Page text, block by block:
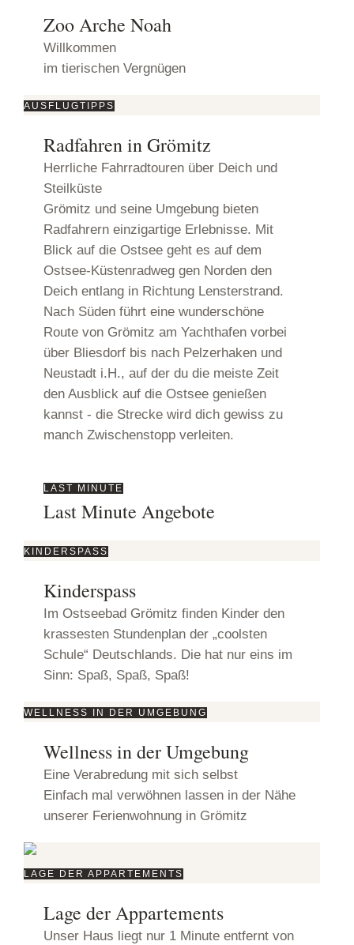
Zoo Arche Noah
Willkommen
im tierischen Vergnügen
AUSFLUGTIPPS
Radfahren in Grömitz
Herrliche Fahrradtouren über Deich und
Steilküste
Grömitz und seine Umgebung bieten
Radfahrern einzigartige Erlebnisse. Mit
Blick auf die Ostsee geht es auf dem
Ostsee-Küstenradweg gen Norden den
Deich entlang in Richtung Lensterstrand.
Nach Süden führt eine wunderschöne
Route von Grömitz am Yachthafen vorbei
über Bliesdorf bis nach Pelzerhaken und
Neustadt i.H., auf der du die meiste Zeit
den Ausblick auf die Ostsee genießen
kannst - die Strecke wird dich gewiss zu
manch Zwischenstopp verleiten.
LAST MINUTE
Last Minute Angebote
KINDERSPASS
Kinderspass
Im Ostseebad Grömitz finden Kinder den
krassesten Stundenplan der „coolsten
Schule“ Deutschlands. Die hat nur eins im
Sinn: Spaß, Spaß, Spaß!
WELLNESS IN DER UMGEBUNG
Wellness in der Umgebung
Eine Verabredung mit sich selbst
Einfach mal verwöhnen lassen in der Nähe
unserer Ferienwohnung in Grömitz
LAGE DER APPARTEMENTS
Lage der Appartements
Unser Haus liegt nur 1 Minute entfernt von